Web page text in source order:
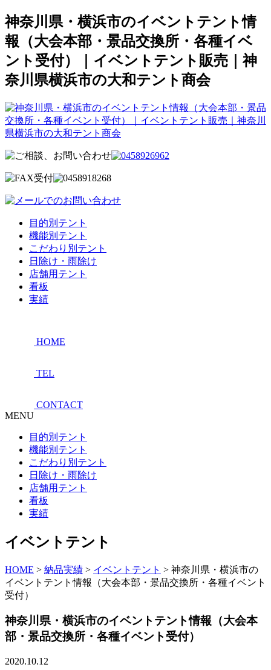
神奈川県・横浜市のイベントテント情
報（大会本部・景品交換所・各種イベ
ント受付）｜イベントテント販売｜神
奈川県横浜市の大和テント商会
目的別テント
機能別テント
こだわり別テント
日除け・雨除け
店舗用テント
看板
実績
HOME
TEL
CONTACT
MENU
目的別テント
機能別テント
こだわり別テント
日除け・雨除け
店舗用テント
看板
実績
イベントテント
HOME > 納品実績 > イベントテント > 神奈川県・横浜市の
イベントテント情報（大会本部・景品交換所・各種イベント
受付）
神奈川県・横浜市のイベントテント情報（大会本
部・景品交換所・各種イベント受付）
2020.10.12